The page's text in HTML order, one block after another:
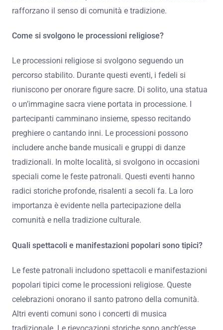
spettacoli musicali. Le fiere e i mercatini sono comuni
piatti tipici locali. Le manifestazioni culturali includono
danze e rappresentazioni teatrali. Infine, i fuochi
d’artificio chiudono spesso le celebrazioni. Questi eventi
rafforzano il senso di comunità e tradizione.
Come si svolgono le processioni religiose?
includere anche bande musicali e gruppi di danze
speciali come le feste patronali. Questi eventi hanno
radici storiche profonde, risalenti a secoli fa. La loro
importanza è evidente nella partecipazione della
comunità e nella tradizione culturale.